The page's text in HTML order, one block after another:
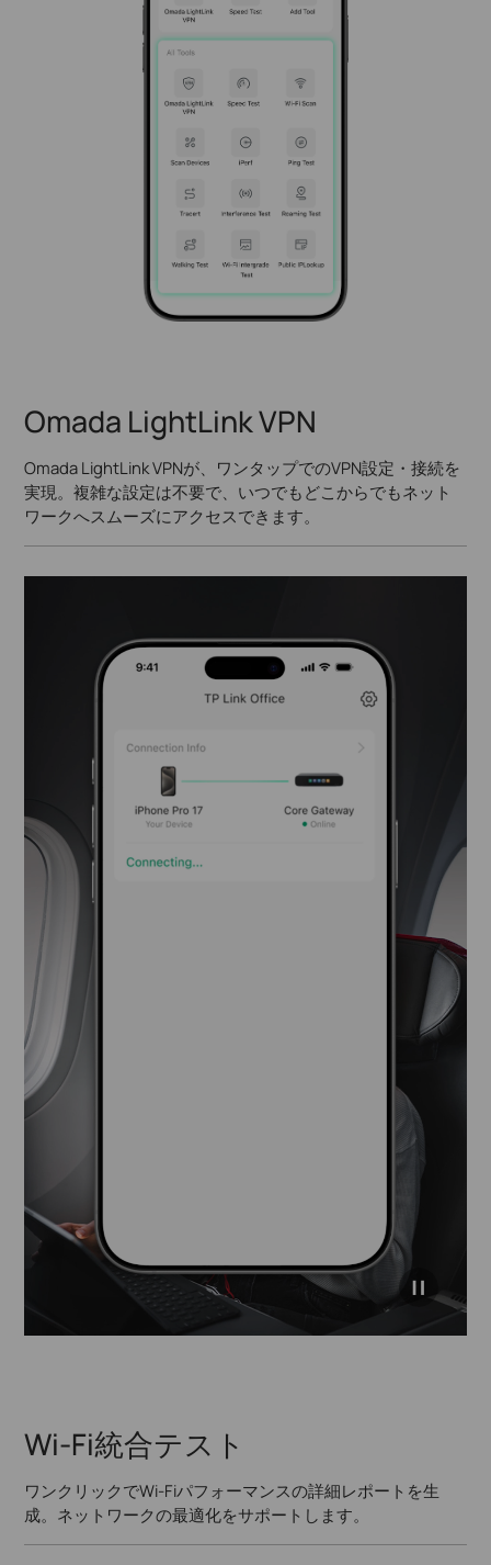
Omada LightLink VPN
Omada LightLink VPNが、ワンタップでのVPN設定・接続を
実現。複雑な設定は不要で、いつでもどこからでもネット
ワークへスムーズにアクセスできます。
click to
Wi-Fi統合テスト
ワンクリックでWi-Fiパフォーマンスの詳細レポートを生
成。ネットワークの最適化をサポートします。